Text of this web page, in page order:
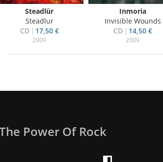
Steadlür
Steadlur
CD
17,50 €
2009
Inmoria
Invisible Wounds
CD
14,50 €
2009
Power Of Rock